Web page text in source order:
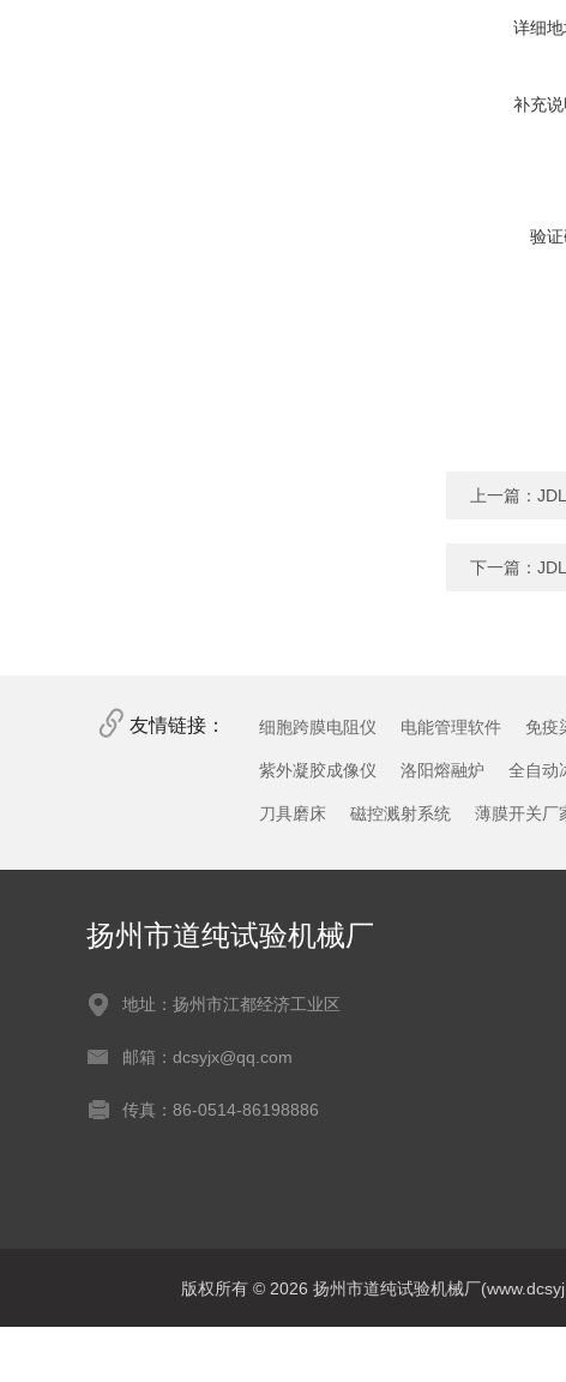
详细地
补充说
验证
上一篇：
下一篇：
友情链接： 细胞跨膜电阻仪 电能管理软件 免疫
紫外凝胶成像仪 洛阳熔融炉 全自动
刀具磨床 磁控溅射系统 薄膜开关厂
扬州市道纯试验机械厂
地址：扬州市江都经济工业区
邮箱：dcsyjx@qq.com
传真：86-0514-86198886
版权所有 © 2026 扬州市道纯试验机械厂